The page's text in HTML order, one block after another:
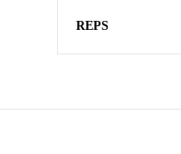
REPS